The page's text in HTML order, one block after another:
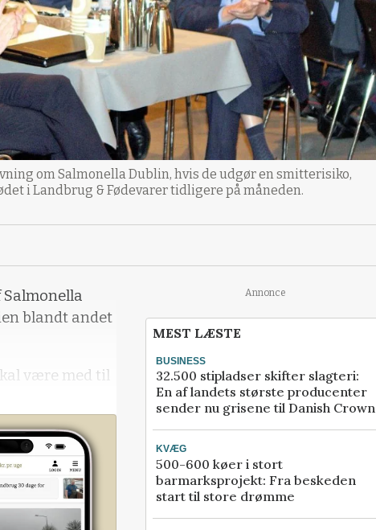
om Salmonella Dublin, hvis de udgør en smitterisiko,
i Landbrug & Fødevarer tidligere på måneden.
blandt andet
være med til
æg og
indsats for
Annonce
MEST LÆSTE
BUSINESS
32.500 stipladser skifter slagteri:
En af landets største producenter
sender nu grisene til Danish Crown
KVÆG
500-600 køer i stort
barmarksprojekt: Fra beskeden
start til store drømme